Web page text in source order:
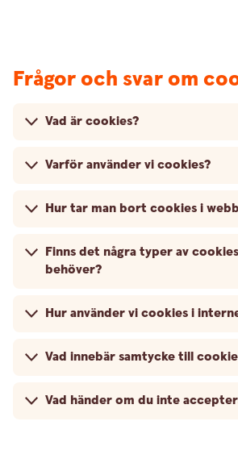
Frågor och svar om
Vad är cookies?
Varför använder vi cookies?
Hur tar man bort cookies i
Finns det några typer av
behöver?
Hur använder vi cookies i
Vad innebär samtycke till
Vad händer om du inte